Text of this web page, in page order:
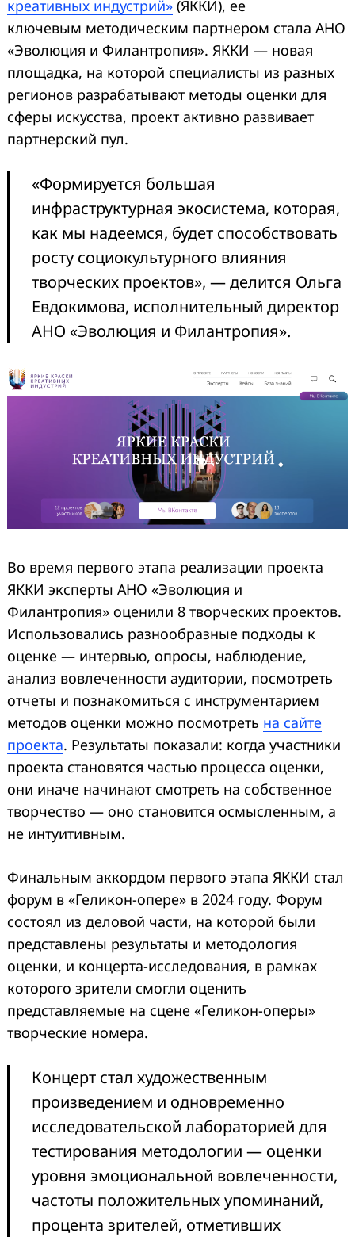
креативных индустрий» (ЯККИ), ее
ключевым методическим партнером стала АНО
«Эволюция и Филантропия». ЯККИ — новая
площадка, на которой специалисты из разных
регионов разрабатывают методы оценки для
сферы искусства, проект активно развивает
партнерский пул.
«Формируется большая
инфраструктурная экосистема, которая,
как мы надеемся, будет способствовать
росту социокультурного влияния
творческих проектов», — делится Ольга
Евдокимова, исполнительный директор
АНО «Эволюция и Филантропия».
Во время первого этапа реализации проекта
ЯККИ эксперты АНО «Эволюция и
Филантропия» оценили 8 творческих проектов.
Использовались разнообразные подходы к
оценке — интервью, опросы, наблюдение,
анализ вовлеченности аудитории, посмотреть
отчеты и познакомиться с инструментарием
методов оценки можно посмотреть на сайте
проекта. Результаты показали: когда участники
проекта становятся частью процесса оценки,
они иначе начинают смотреть на собственное
творчество — оно становится осмысленным, а
не интуитивным.
Финальным аккордом первого этапа ЯККИ стал
форум в «Геликон-опере» в 2024 году. Форум
состоял из деловой части, на которой были
представлены результаты и методология
оценки, и концерта-исследования, в рамках
которого зрители смогли оценить
представляемые на сцене «Геликон-оперы»
творческие номера.
Концерт стал художественным
произведением и одновременно
исследовательской лабораторией для
тестирования методологии — оценки
уровня эмоциональной вовлеченности,
частоты положительных упоминаний,
процента зрителей, отметивших